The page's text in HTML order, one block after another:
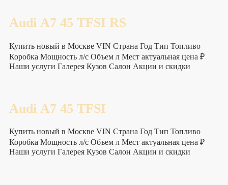
Audi А7 45 TFSI RS
Купить новый в Москве VIN Страна Год Тип Топливо
Коробка Мощность л/с Объем л Мест актуальная цена ₽
Наши услуги Галерея Кузов Салон Акции и скидки
Audi А7 45 TFSI
Купить новый в Москве VIN Страна Год Тип Топливо
Коробка Мощность л/с Объем л Мест актуальная цена ₽
Наши услуги Галерея Кузов Салон Акции и скидки